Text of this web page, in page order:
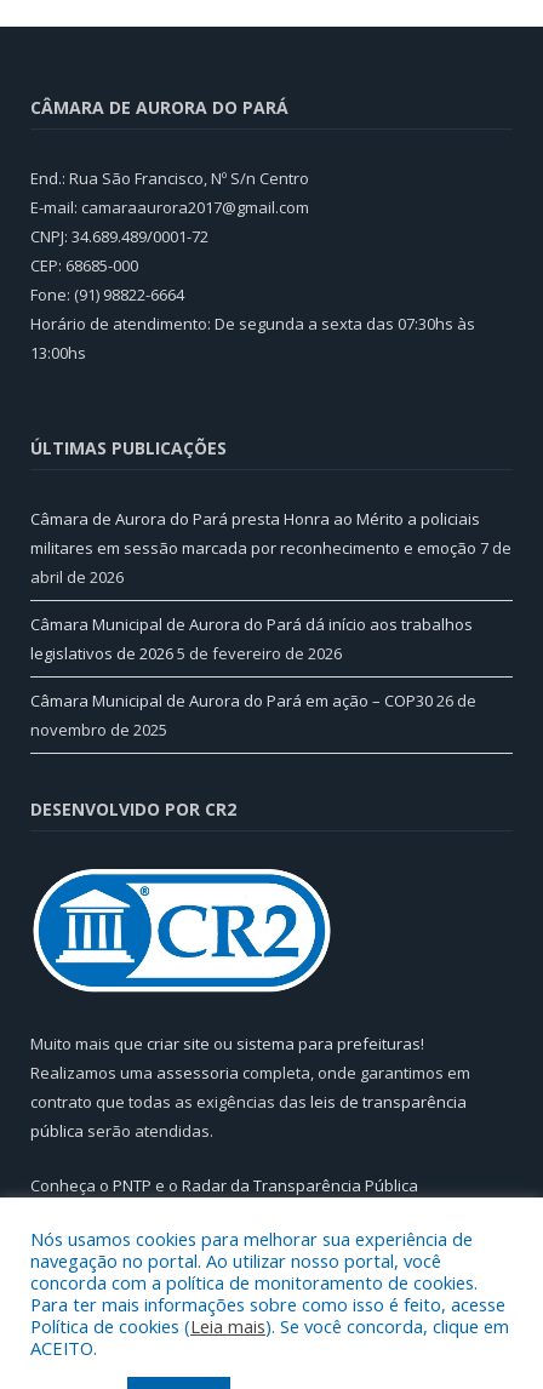
CÂMARA DE AURORA DO PARÁ
End.: Rua São Francisco, Nº S/n Centro
E-mail: camaraaurora2017@gmail.com
CNPJ: 34.689.489/0001-72
CEP: 68685-000
Fone: (91) 98822-6664
Horário de atendimento: De segunda a sexta das 07:30hs às
13:00hs
ÚLTIMAS PUBLICAÇÕES
Câmara de Aurora do Pará presta Honra ao Mérito a policiais
militares em sessão marcada por reconhecimento e emoção 7 de
abril de 2026
Câmara Municipal de Aurora do Pará dá início aos trabalhos
legislativos de 20265 de fevereiro de 2026
Câmara Municipal de Aurora do Pará em ação – COP3026 de
novembro de 2025
DESENVOLVIDO POR CR2
Muito mais que criar site ou sistema para prefeituras!
Realizamos uma assessoria completa, onde garantimos em
contrato que todas as exigências das leis de transparência
pública serão atendidas.
Conheça o PNTP e o Radar da Transparência Pública
Todos os direitos reservados a Câmara Municipal de Aurora do
Pará.
Nós usamos cookies para melhorar sua experiência de
navegação no portal. Ao utilizar nosso portal, você
concorda com a política de monitoramento de cookies.
Para ter mais informações sobre como isso é feito, acesse
Política de cookies (Leia mais). Se você concorda, clique em
ACEITO.